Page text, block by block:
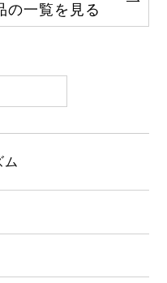
の一覧を見る